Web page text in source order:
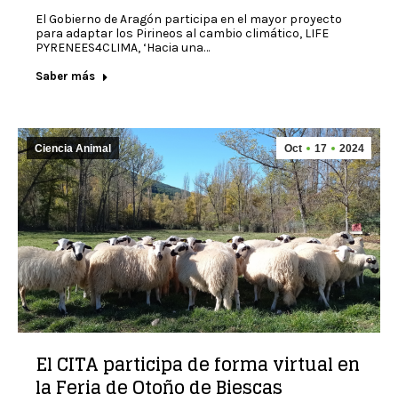
El Gobierno de Aragón participa en el mayor proyecto
para adaptar los Pirineos al cambio climático, LIFE
PYRENEES4CLIMA, ‘Hacia una…
Saber más
Oct 17 2024
Ciencia Animal
El CITA participa de forma virtual en